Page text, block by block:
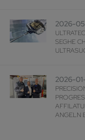
2026-
SEGHE
2026-
ANGELN